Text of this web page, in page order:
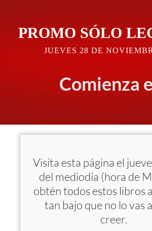
PROMO SÓLO
JUEVES 28 DE
Comienza
Visita esta página el
del mediodía (hora de
obtén todos estos libros
tan bajo que no lo vas
creer.